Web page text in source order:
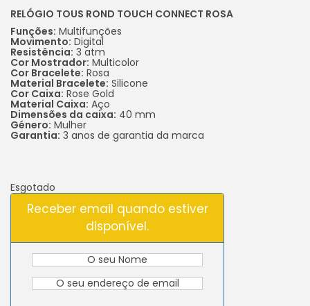
RELÓGIO TOUS ROND TOUCH CONNECT ROSA
Funções: Multifunções
Movimento: Digital
Resistência: 3 atm
Cor Mostrador: Multicolor
Cor Bracelete: Rosa
Material Bracelete: Silicone
Cor Caixa: Rose Gold
Material Caixa: Aço
Dimensões da caixa: 40 mm
Género: Mulher
Garantia: 3 anos de garantia da marca
Esgotado
Receber email quando estiver
disponível.